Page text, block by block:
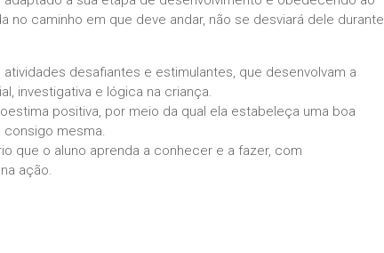
no caminho em que deve andar, não se desviará dele durante
desafiantes e estimulantes, que desenvolvam a
investigativa e lógica na criança.
positiva, por meio da qual ela estabeleça uma boa
mesma.
que o aluno aprenda a conhecer e a fazer, com
ação.